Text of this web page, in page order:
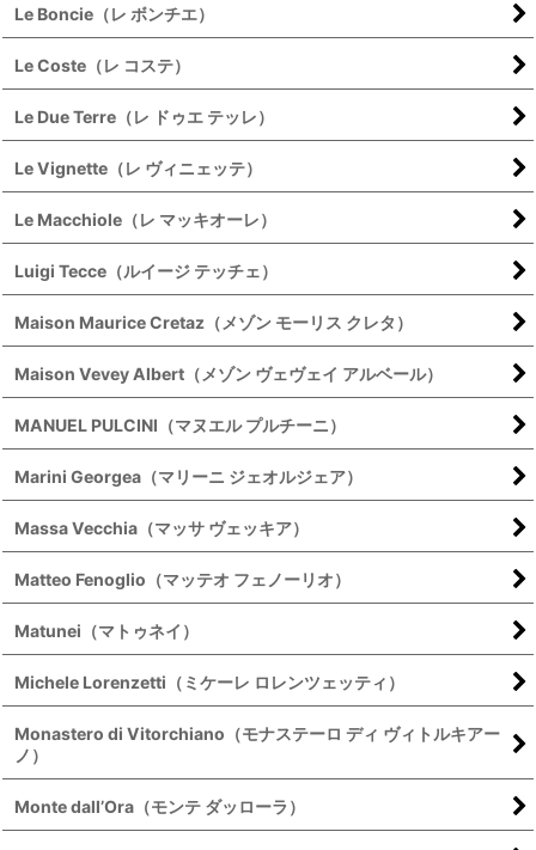
Le Boncie（レ ボンチエ）
Le Coste（レ コステ）
Le Due Terre（レ ドゥエ テッレ）
Le Vignette（レ ヴィニェッテ）
Le Macchiole（レ マッキオーレ）
Luigi Tecce（ルイージ テッチェ）
Maison Maurice Cretaz（メゾン モーリス クレタ）
Maison Vevey Albert（メゾン ヴェヴェイ アルベール）
MANUEL PULCINI（マヌエル プルチーニ）
Marini Georgea（マリーニ ジェオルジェア）
Massa Vecchia（マッサ ヴェッキア）
Matteo Fenoglio（マッテオ フェノーリオ）
Matunei（マトゥネイ）
Michele Lorenzetti（ミケーレ ロレンツェッティ）
Monastero di Vitorchiano（モナステーロ ディ ヴィトルキアー
ノ）
Monte dall’Ora（モンテ ダッローラ）